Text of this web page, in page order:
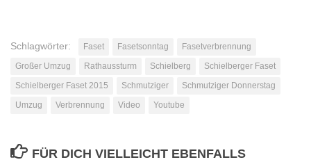
Schlagwörter: Faset Fasetsonntag
Fasetverbrennung
Großer Umzug
Rathaussturm Schielberg
Schielberger Faset
Schielberger Faset 2015
Schmutziger
Schmutziger Donnerstag
Umzug
Verbrennung Video Youtube
FÜR DICH VIELLEICHT EBENFALLS